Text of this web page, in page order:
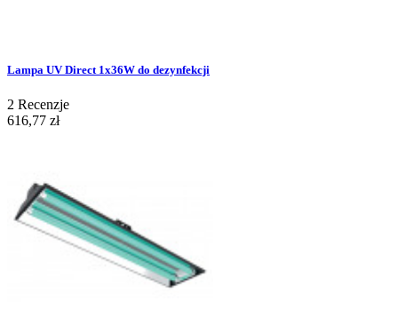
Lampa UV Direct 1x36W do dezynfekcji
2 Recenzje
616,77 zł